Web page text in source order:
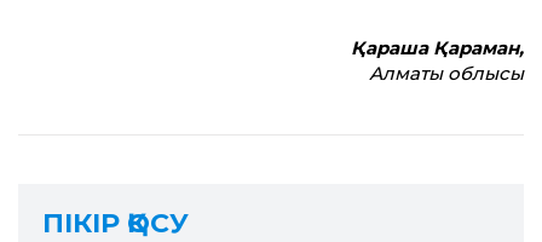
Қараша Қараман,
Алматы облысы
ПІКІР ҚОСУ